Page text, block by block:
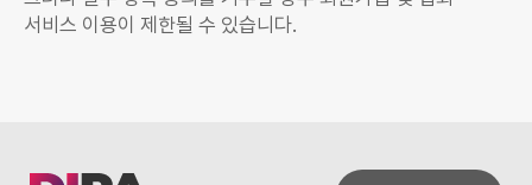
서비스 이용이 제한될 수 있습니다.